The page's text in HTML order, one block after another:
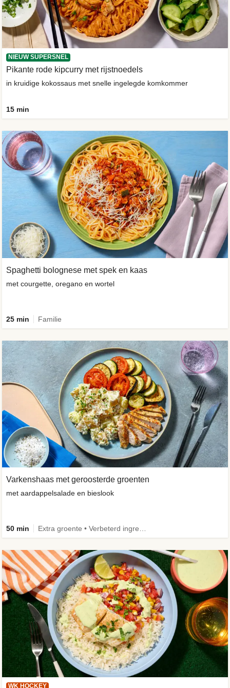
NIEUW SUPERSNEL
Pikante rode kipcurry met rijstnoedels
in kruidige kokossaus met snelle ingelegde komkommer
15 min
Spaghetti bolognese met spek en kaas
met courgette, oregano en wortel
25 min Familie
Varkenshaas met geroosterde groenten
met aardappelsalade en bieslook
50 min
WK HOCKEY